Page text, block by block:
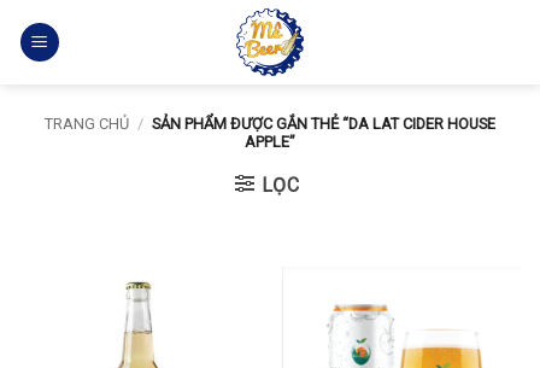
qua
TRANG CHỦ / SẢN PHẨM ĐƯỢC GẮN THẺ “DA LAT CIDER HOUSE
APPLE”
LỌC